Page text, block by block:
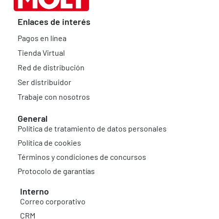
Enlaces de interés
Pagos en línea
Tienda Virtual
Red de distribución
Ser distribuidor
Trabaje con nosotros
General
Política de tratamiento de datos personales
Política de cookies
Términos y condiciones de concursos
Protocolo de garantías
Interno
Correo corporativo
CRM